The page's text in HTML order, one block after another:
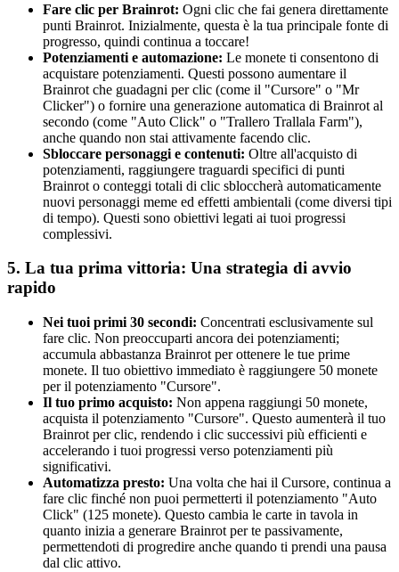
Fare clic per Brainrot: Ogni clic che fai genera direttamente
punti Brainrot. Inizialmente, questa è la tua principale fonte di
progresso, quindi continua a toccare!
Potenziamenti e automazione: Le monete ti consentono di
acquistare potenziamenti. Questi possono aumentare il
Brainrot che guadagni per clic (come il "Cursore" o "Mr
Clicker") o fornire una generazione automatica di Brainrot al
secondo (come "Auto Click" o "Trallero Trallala Farm"),
anche quando non stai attivamente facendo clic.
Sbloccare personaggi e contenuti: Oltre all'acquisto di
potenziamenti, raggiungere traguardi specifici di punti
Brainrot o conteggi totali di clic sbloccherà automaticamente
nuovi personaggi meme ed effetti ambientali (come diversi tipi
di tempo). Questi sono obiettivi legati ai tuoi progressi
complessivi.
5. La tua prima vittoria: Una strategia di avvio
rapido
Nei tuoi primi 30 secondi: Concentrati esclusivamente sul
fare clic. Non preoccuparti ancora dei potenziamenti;
accumula abbastanza Brainrot per ottenere le tue prime
monete. Il tuo obiettivo immediato è raggiungere 50 monete
per il potenziamento "Cursore".
Il tuo primo acquisto: Non appena raggiungi 50 monete,
acquista il potenziamento "Cursore". Questo aumenterà il tuo
Brainrot per clic, rendendo i clic successivi più efficienti e
accelerando i tuoi progressi verso potenziamenti più
significativi.
Automatizza presto: Una volta che hai il Cursore, continua a
fare clic finché non puoi permetterti il potenziamento "Auto
Click" (125 monete). Questo cambia le carte in tavola in
quanto inizia a generare Brainrot per te passivamente,
permettendoti di progredire anche quando ti prendi una pausa
dal clic attivo.